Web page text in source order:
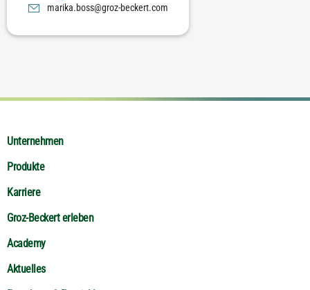
moc.trekceb-zorg@ssob.akiram
Unternehmen
Produkte
Karriere
Groz-Beckert erleben
Academy
Aktuelles